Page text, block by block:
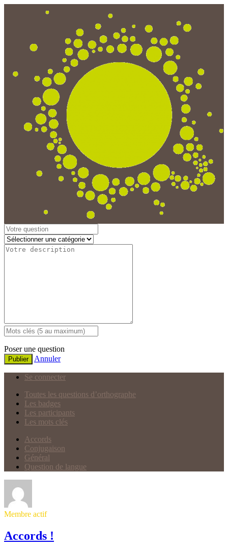
Poser une question
Publier Annuler
Se connecter
Toutes les questions d’orthographe
Les badges
Les participants
Les mots clés
Accords
Conjugaison
Général
Question de langue
Membre actif
Accords !